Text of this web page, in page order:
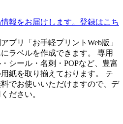
プリ「お手軽プリントWeb版」
ラベルを作成できます。 専用
シール・名刺・POPなど、豊富
紙を取り揃えております。 テ
でお使いいただけますので、デ
ださい。